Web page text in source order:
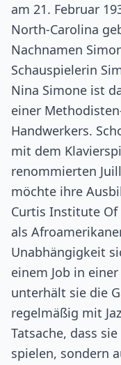
am 21. Februar
North-Carolina
Nachnamen
Schauspielerin
Nina Simone ist
einer
Handwerkers.
mit dem
renommierten
möchte ihre
Curtis Institute Of
als
Unabhängigkeit
einem Job in
unterhält sie die
regelmäßig mit
Tatsache, dass
spielen, sondern